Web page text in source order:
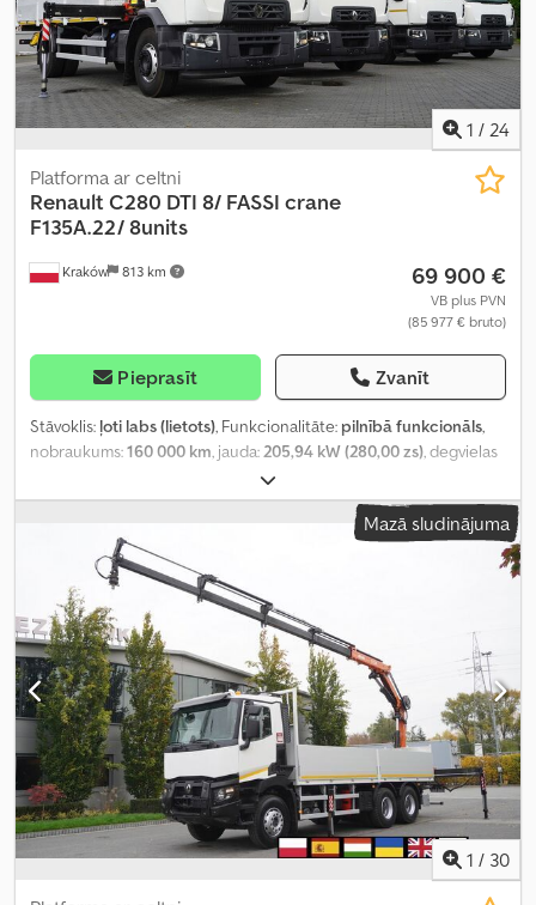
1 / 24
Kraków 813 km
Platforma ar celtni
Renault C280 DTI 8/ FASSI crane
F135A.22/ 8units
69 900 €
VB plus PVN
(85 977 € bruto)
Pieprasīt Zvanīt
Stāvoklis: ļoti labs (lietots), Funkcionalitāte: pilnībā funkcionāls,
nobraukums:160 000 km, jauda:205,94 kW (280,00 zs), degvielas
, tukšais svars:
kravnesība:8 030 kg, kopējais svars:19 000 kg, asu konfigurācija:
, vadītāja kabīne:dienas
, pārnesuma veids:
krautuves garums:6 200 mm
mm, iekraušanas telpas augstums:
Aprīkojums:AdBlue, Tahogrāfs, celtnis, gaisa kondicionēšana,
kruīza kontrole,
Mazā sludinājuma
1 / 30